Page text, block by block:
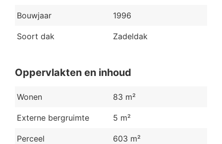
Bouwjaar 1996
Soort dak Zadeldak
Oppervlakten en inhoud
Wonen 83 m²
Externe bergruimte 5 m²
Perceel 603 m²